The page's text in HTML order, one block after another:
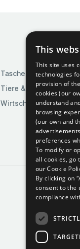
Taschen & Gepäck
Tiere & Tierbedarf
Wirtschaft & Industrie
This
This site uses
technologies
provision of
cookies (our
understand
browsing
(our own and
preferences
To modify or
all cookies, go
our Cookie
By clicking on
consent to the
compliance